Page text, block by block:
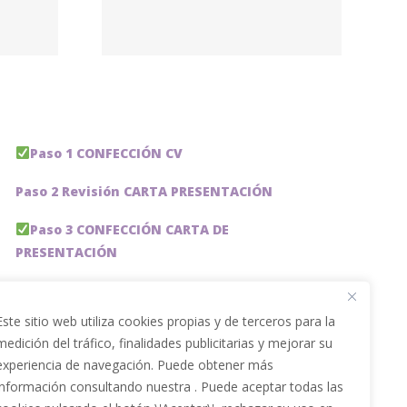
sitio web utiliza cookies propias y de terceros para la
del tráfico, finalidades publicitarias y mejorar su
de navegación. Puede obtener más
consultando nuestra . Puede aceptar todas las
Paso 1 CONFECCIÓN CV
Paso 2 Revisión CARTA PRESENTACIÓN
Paso 3 CONFECCIÓN CARTA DE
PRESENTACIÓN
Paso 5 OPTIMIZACIÓN PERFIL LINKEDIN
PACKS DE AHORRO